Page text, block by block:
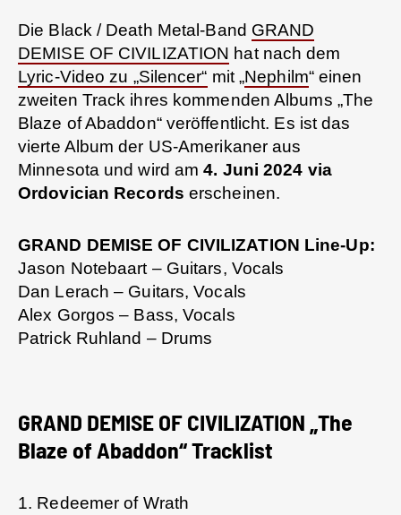
Die Black / Death Metal-Band GRAND
DEMISE OF CIVILIZATION hat nach dem
Lyric-Video zu „Silencer“ mit „Nephilm“ einen
zweiten Track ihres kommenden Albums „The
Blaze of Abaddon“ veröffentlicht. Es ist das
vierte Album der US-Amerikaner aus
Minnesota und wird am4. Juni 2024 via
Ordovician Records erscheinen.
GRAND DEMISE OF CIVILIZATION Line-Up:
Jason Notebaart – Guitars, Vocals
Dan Lerach – Guitars, Vocals
Alex Gorgos – Bass, Vocals
Patrick Ruhland – Drums
GRAND DEMISE OF CIVILIZATION „The
Blaze of Abaddon“ Tracklist
1. Redeemer of Wrath